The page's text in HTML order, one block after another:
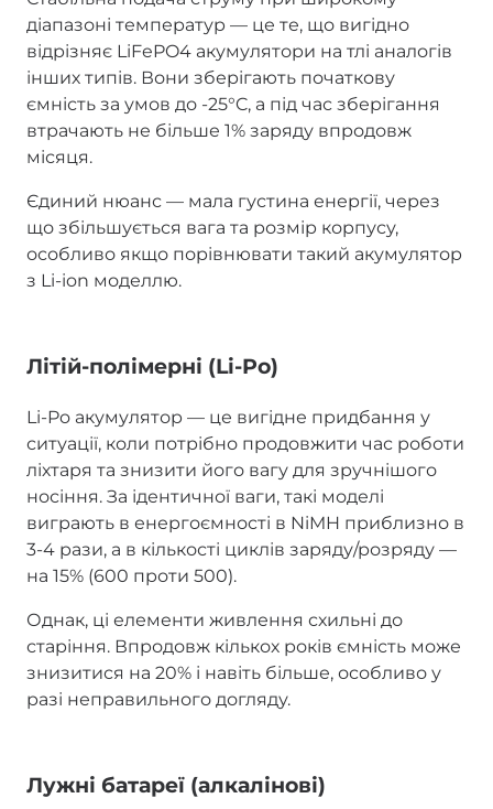
діапазоні температур — це те, що вигідно
відрізняє LiFePO4 акумулятори на тлі аналогів
інших типів. Вони зберігають початкову
ємність за умов до -25°C, а під час зберігання
втрачають не більше 1% заряду впродовж
місяця.
Єдиний нюанс — мала густина енергії, через
що збільшується вага та розмір корпусу,
особливо якщо порівнювати такий акумулятор
з Li-ion моделлю.
Літій-полімерні (Li-Po)
Li-Po акумулятор — це вигідне придбання у
ситуації, коли потрібно продовжити час роботи
ліхтаря та знизити його вагу для зручнішого
носіння. За ідентичної ваги, такі моделі
виграють в енергоємності в NiMH приблизно в
3-4 рази, а в кількості циклів заряду/розряду —
на 15% (600 проти 500).
Однак, ці елементи живлення схильні до
старіння. Впродовж кількох років ємність може
знизитися на 20% і навіть більше, особливо у
разі неправильного догляду.
Лужні батареї (алкалінові)